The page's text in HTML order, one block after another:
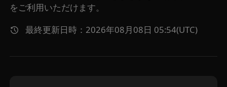
をご利用いただけます。
最終更新日時：2026年08月08日 05:54(UTC)